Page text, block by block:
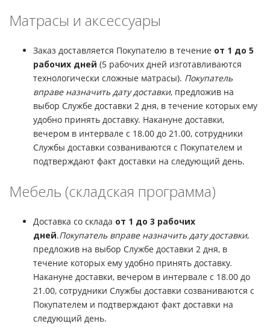
Матрасы и аксессуары
Заказ доставляется Покупателю в течение от 1 до 5
рабочих дней (5 рабочих дней изготавливаются
технологически сложные матрасы). Покупатель
вправе назначить дату доставки, предложив на
выбор Службе доставки 2 дня, в течение которых ему
удобно принять доставку. Накануне доставки,
вечером в интервале с 18.00 до 21.00, сотрудники
Службы доставки созваниваются с Покупателем и
подтверждают факт доставки на следующий день.
Мебель (складская программа)
Доставка со склада от 1 до 3 рабочих
дней.Покупатель вправе назначить дату доставки,
предложив на выбор Службе доставки 2 дня, в
течение которых ему удобно принять доставку.
Накануне доставки, вечером в интервале с 18.00 до
21.00, сотрудники Службы доставки созваниваются с
Покупателем и подтверждают факт доставки на
следующий день.